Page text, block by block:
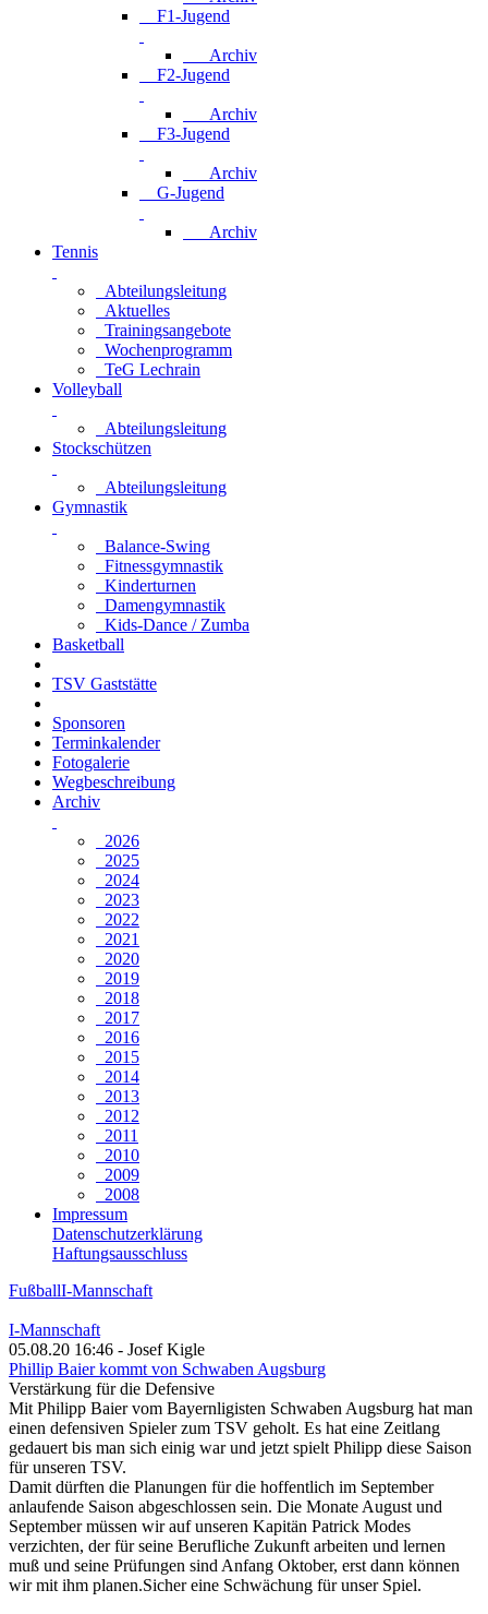
F1-Jugend
Archiv
F2-Jugend
Archiv
F3-Jugend
Archiv
G-Jugend
Archiv
Tennis
Abteilungsleitung
Aktuelles
Trainingsangebote
Wochenprogramm
TeG Lechrain
Volleyball
Abteilungsleitung
Stockschützen
Abteilungsleitung
Gymnastik
Balance-Swing
Fitnessgymnastik
Kinderturnen
Damengymnastik
Kids-Dance / Zumba
Basketball
TSV Gaststätte
Sponsoren
Terminkalender
Fotogalerie
Wegbeschreibung
Archiv
2026
2025
2024
2023
2022
2021
2020
2019
2018
2017
2016
2015
2014
2013
2012
2011
2010
2009
2008
Impressum
Datenschutzerklärung
Haftungsausschluss
FußballI-Mannschaft
I-Mannschaft
05.08.20 16:46 - Josef Kigle
Phillip Baier kommt von Schwaben Augsburg
Verstärkung für die Defensive
Mit Philipp Baier vom Bayernligisten Schwaben Augsburg hat man
einen defensiven Spieler zum TSV geholt. Es hat eine Zeitlang
gedauert bis man sich einig war und jetzt spielt Philipp diese Saison
für unseren TSV.
Damit dürften die Planungen für die hoffentlich im September
anlaufende Saison abgeschlossen sein. Die Monate August und
September müssen wir auf unseren Kapitän Patrick Modes
verzichten, der für seine Berufliche Zukunft arbeiten und lernen
muß und seine Prüfungen sind Anfang Oktober, erst dann können
wir mit ihm planen.Sicher eine Schwächung für unser Spiel.